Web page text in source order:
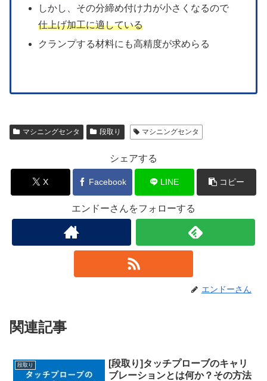
しかし、その分締め付け力が小さくなるので
仕上げ加工に適している
クランプする材料にも高精度が求めらる
マシニングセンタ 段取り マシニングセンタ
シェアする
X Facebook LINE コピー
エンドーさんをフォローする
エンドーさん
関連記事
段取り
[段取り]タッチプローブのキャリ
ブレーションとは何か？その方法